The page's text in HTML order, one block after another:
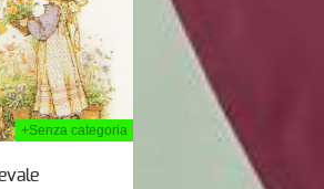
+Senza categoria